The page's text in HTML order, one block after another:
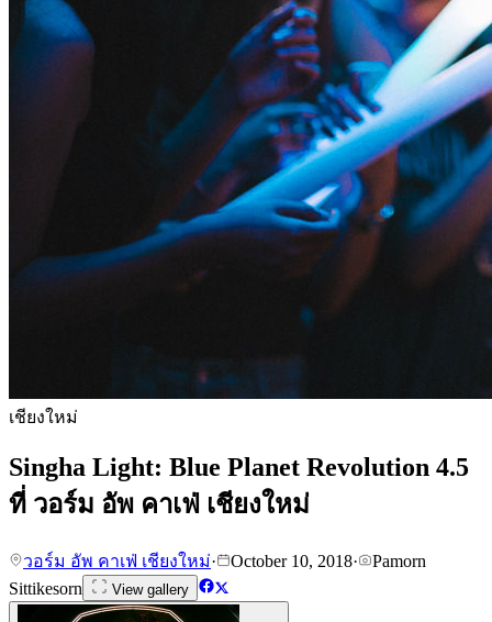
เชียงใหม่
Singha Light: Blue Planet Revolution 4.5
ที่ วอร์ม อัพ คาเฟ่ เชียงใหม่
วอร์ม อัพ คาเฟ่ เชียงใหม่· October 10, 2018·
Pamorn
Sittikesorn
View gallery